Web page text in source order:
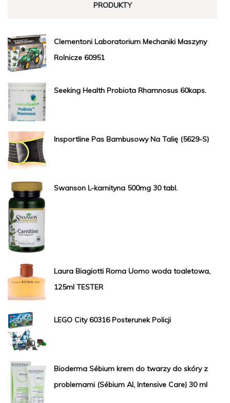
PRODUKTY
Clementoni Laboratorium Mechaniki Maszyny
Rolnicze 60951
Seeking Health Probiota Rhamnosus 60kaps.
Insportline Pas Bambusowy Na Talię (5629-S)
Swanson L-karnityna 500mg 30 tabl.
Laura Biagiotti Roma Uomo woda toaletowa,
125ml TESTER
LEGO City 60316 Posterunek Policji
Bioderma Sébium krem do twarzy do skóry z
problemami (Sébium AI, Intensive Care) 30 ml